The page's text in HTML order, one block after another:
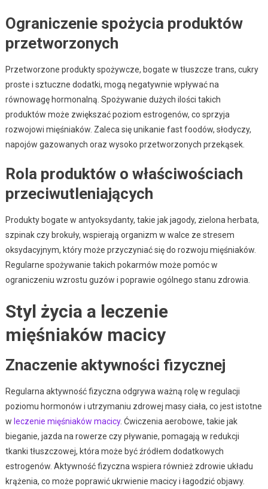
Ograniczenie spożycia produktów
przetworzonych
Przetworzone produkty spożywcze, bogate w tłuszcze trans, cukry
proste i sztuczne dodatki, mogą negatywnie wpływać na
równowagę hormonalną. Spożywanie dużych ilości takich
produktów może zwiększać poziom estrogenów, co sprzyja
rozwojowi mięśniaków. Zaleca się unikanie fast foodów, słodyczy,
napojów gazowanych oraz wysoko przetworzonych przekąsek.
Rola produktów o właściwościach
przeciwutleniających
Produkty bogate w antyoksydanty, takie jak jagody, zielona herbata,
szpinak czy brokuły, wspierają organizm w walce ze stresem
oksydacyjnym, który może przyczyniać się do rozwoju mięśniaków.
Regularne spożywanie takich pokarmów może pomóc w
ograniczeniu wzrostu guzów i poprawie ogólnego stanu zdrowia.
Styl życia a leczenie
mięśniaków macicy
Znaczenie aktywności fizycznej
Regularna aktywność fizyczna odgrywa ważną rolę w regulacji
poziomu hormonów i utrzymaniu zdrowej masy ciała, co jest istotne
w leczenie mięśniaków macicy. Ćwiczenia aerobowe, takie jak
bieganie, jazda na rowerze czy pływanie, pomagają w redukcji
tkanki tłuszczowej, która może być źródłem dodatkowych
estrogenów. Aktywność fizyczna wspiera również zdrowie układu
krążenia, co może poprawić ukrwienie macicy i łagodzić objawy.